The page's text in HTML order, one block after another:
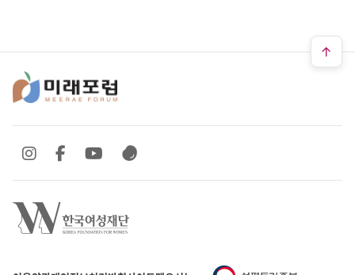
SNS 바로가기
SNS 바로가기SNS 바로가기
SNS 바로가기